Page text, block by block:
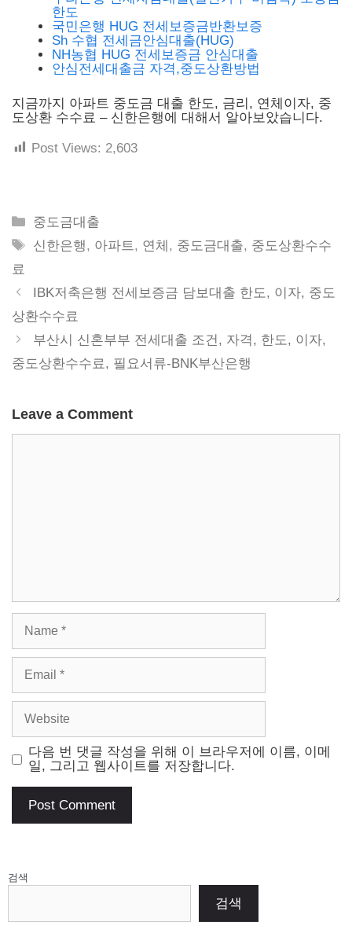
한도
국민은행 HUG 전세보증금반환보증
Sh 수협 전세금안심대출(HUG)
NH농협 HUG 전세보증금 안심대출
안심전세대출금 자격,중도상환방법
지금까지 아파트 중도금 대출 한도, 금리, 연체이자, 중
도상환 수수료 – 신한은행에 대해서 알아보았습니다.
Post Views: 2,603
Categories
중도금대출
Tags
신한은행, 아파트, 연체 , 중도금대출, 중도상환수수
료
IBK저축은행 전세보증금 담보대출 한도, 이자, 중도
상환수수료
부산시 신혼부부 전세대출 조건, 자격, 한도, 이자,
중도상환수수료, 필요서류-BNK부산은행
Leave a Comment
Comment
Name
Email
Website
다음 번 댓글 작성을 위해 이 브라우저에 이름, 이메
일, 그리고 웹사이트를 저장합니다.
검색
검색